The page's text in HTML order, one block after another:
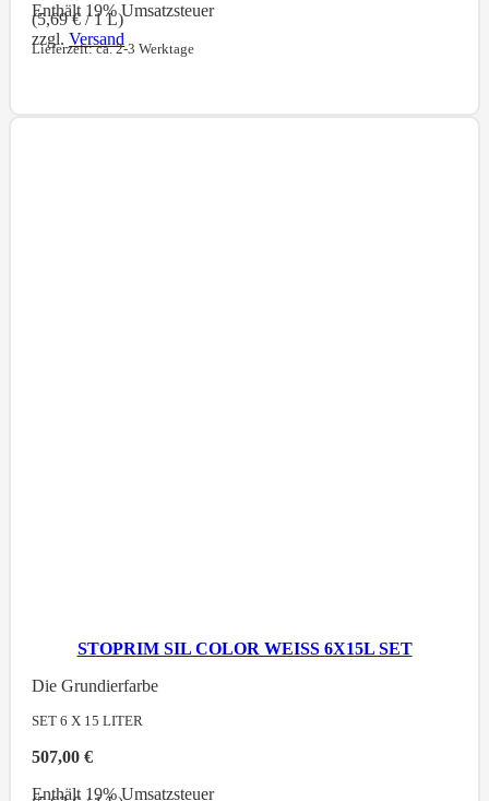
Enthält 19% Umsatzsteuer
(5,69€/ 1 L)
zzgl.Versand
Lieferzeit: ca. 2-3 Werktage
STOPRIM SIL COLOR WEISS 6X15L SET
Die Grundierfarbe
SET 6 X 15 LITER
507,00€
Enthält 19% Umsatzsteuer